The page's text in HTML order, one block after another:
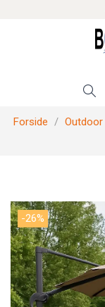
Forside Outdoor
-26%